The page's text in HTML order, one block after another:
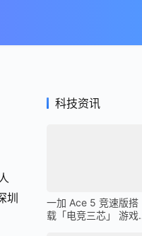
圳
科技资讯
一加 Ace 5 竞速版搭
载「电竞三芯」 游戏